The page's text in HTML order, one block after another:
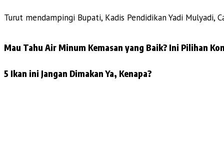
Turut mendampingi Bupati, Kadis Pendidikan Yadi Mulyadi,
Mau Tahu Air Minum Kemasan yang Baik? Ini Pilihan
5 Ikan ini Jangan Dimakan Ya, Kenapa?